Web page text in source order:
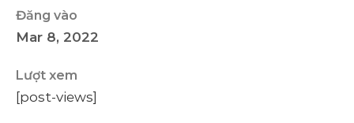
Đăng vào
Mar 8, 2022
Lượt xem
[post-views]